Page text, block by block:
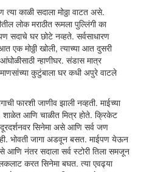
त्या काळी सदाला मोठ्ठा वाटत असे.
लोक मराठीत रूमला पुल्लिंगी का
सदाचे घर छोटे नव्हते. सर्वसाधारण
एक मोठ्ठी खोली, त्याच्या आत दुसरी
न्हाणीघर. संडास मात्र
कुटुंबाला घर कधी अपुरे वाटले
फारशी जाणीव झाली नव्हती. माईच्या
शाळेत आणि चाळीत मित्र होते. क्रिकेट
सिनेमा असे आणि सर्व जण
भोवती जागा अडवून बसत. माईपण येऊन
नंतर सदाला सर्व स्टोरी तिला समजून
करत सिनेमा बघत. त्या एवढ्या